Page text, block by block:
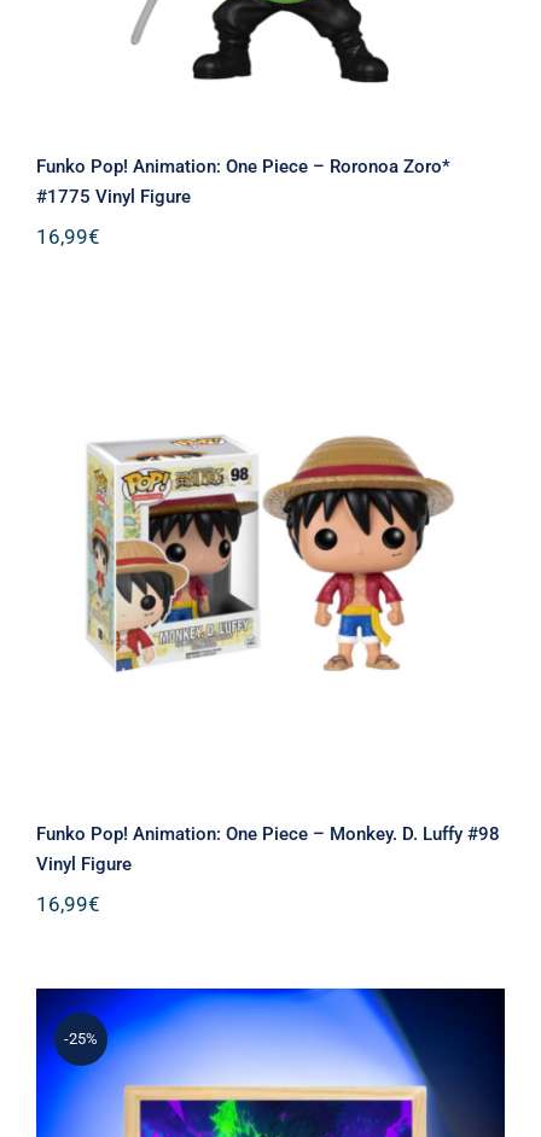
Funko Pop! Animation: One Piece – Roronoa Zoro*
#1775 Vinyl Figure
16,99€
Funko Pop! Animation: One Piece –
Monkey. D. Luffy #98 Vinyl Figure
Funko Pop! Animation: One Piece – Monkey. D. Luffy #98
Vinyl Figure
16,99€
-25%